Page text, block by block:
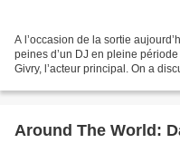
A l’occasion de la sortie
peines d’un DJ en pleine
Givry, l’acteur principal. On a
Around The World: